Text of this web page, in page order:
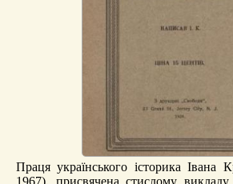
Праця українського історика Івана
1967), присвячена стислому викладу